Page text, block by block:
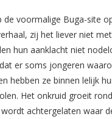
voormalige Buga-site
zij het liever niet
hun aanklacht niet
er soms jongeren
hebben ze binnen lelijk
Het onkruid groeit
achtergelaten waar